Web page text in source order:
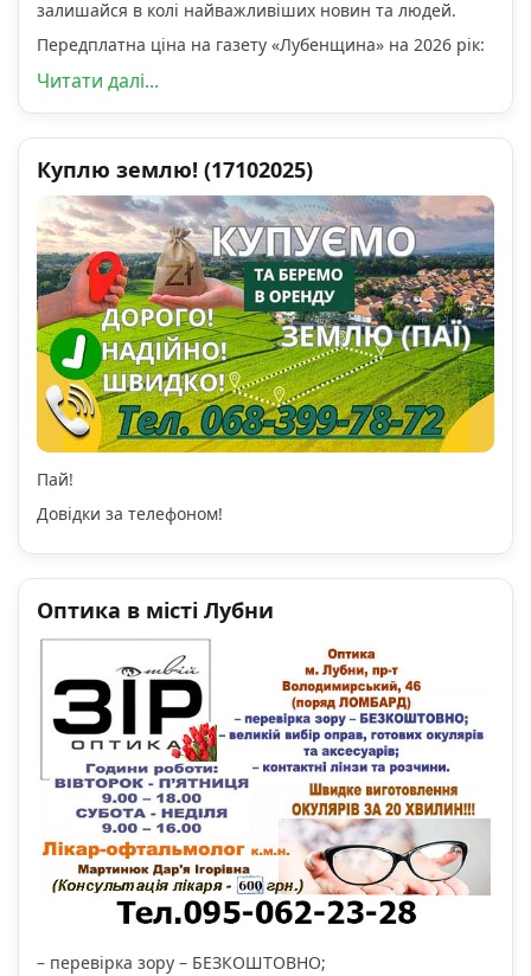
залишайся в колі найважливіших новин та людей.
Передплатна ціна на газету «Лубенщина» на 2026 рік:
Читати далі...
Куплю землю! (17102025)
Пай!
Довідки за телефоном!
Оптика в місті Лубни
– перевірка зору – БЕЗКОШТОВНО;